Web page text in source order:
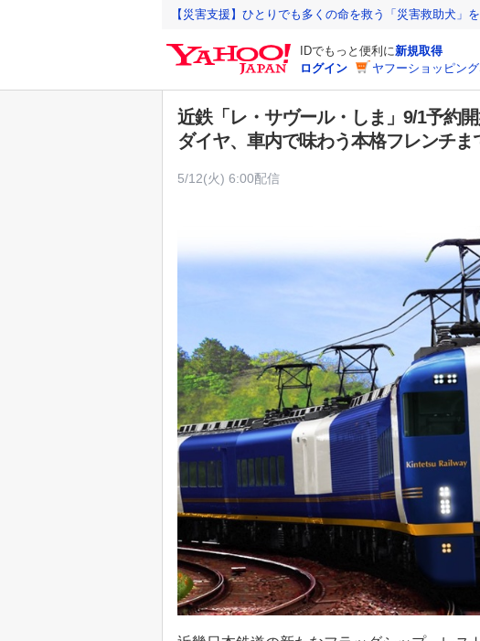
【災害支援】ひとりでも多くの命を救う「災害救助犬」
IDでもっと便利に新規取得
ログイン
ヤフーショッピン
近鉄「レ・サヴール・しま」9/1予約
ダイヤ、車内で味わう本格フレンチま
5/12(火) 6:00配信